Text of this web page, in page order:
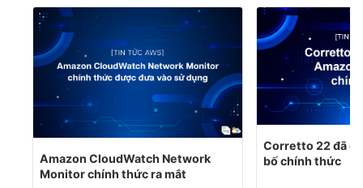
Amazon CloudWatch Network
Monitor chính thức ra mắt
Corretto 22 đã
bố chính thức